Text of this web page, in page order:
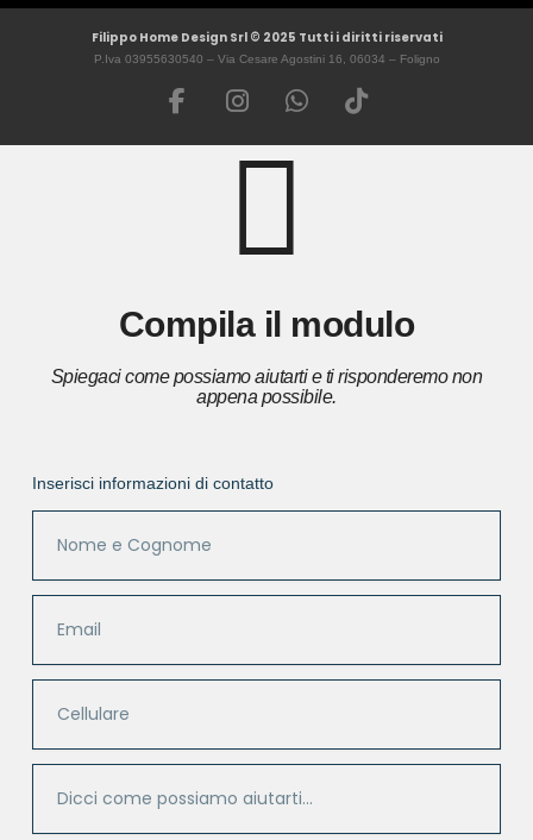
Filippo Home Design Srl © 2025 Tutti i diritti riservati
P.Iva 03955630540 – Via Cesare Agostini 16, 06034 – Foligno
Compila il modulo
Spiegaci come possiamo aiutarti e ti risponderemo non
appena possibile.
Inserisci informazioni di contatto